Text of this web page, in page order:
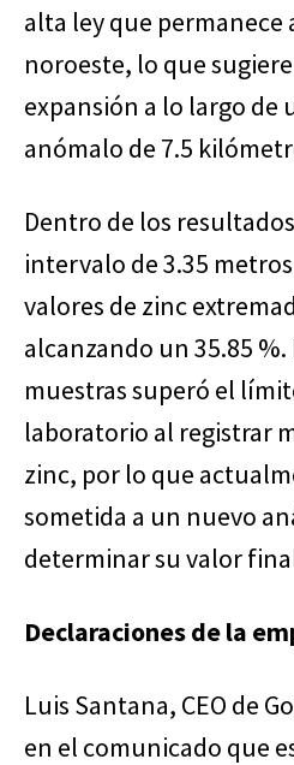
alta ley que permanece
noroeste, lo que
expansión a lo largo de
anómalo de 7.5
Dentro de los
intervalo de 3.35
valores de zinc
alcanzando un 35.85
muestras superó el
laboratorio al registrar
zinc, por lo que
sometida a un nuevo
determinar su valor
Declaraciones de la
Luis Santana, CEO de
en el comunicado que